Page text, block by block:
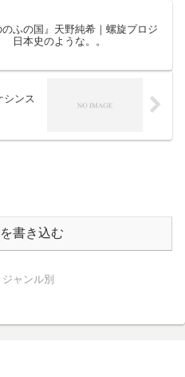
のふの国』天野純希｜螺旋プロジ
日本史のような。。
シンス
書き込む
ャンル別